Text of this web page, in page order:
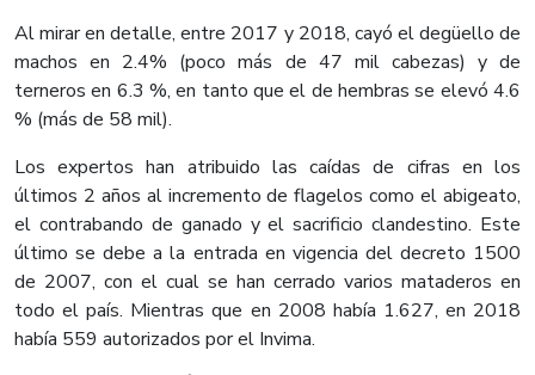
Al mirar en detalle, entre 2017 y 2018, cayó el degüello de
machos en 2.4% (poco más de 47 mil cabezas) y de
terneros en 6.3 %, en tanto que el de hembras se elevó 4.6
% (más de 58 mil).
Los expertos han atribuido las caídas de cifras en los
últimos 2 años al incremento de flagelos como el abigeato,
el contrabando de ganado y el sacrificio clandestino. Este
último se debe a la entrada en vigencia del decreto 1500
de 2007, con el cual se han cerrado varios mataderos en
todo el país. Mientras que en 2008 había 1.627, en 2018
había 559 autorizados por el Invima.